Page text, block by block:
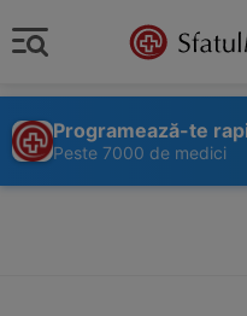
Programează-te
Peste 7000 de medici